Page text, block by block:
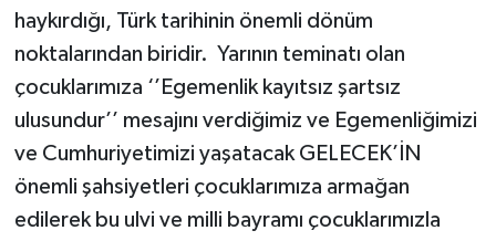
haykırdığı, Türk tarihinin önemli dönüm
noktalarından biridir. Yarının teminatı olan
çocuklarımıza ‘’Egemenlik kayıtsız şartsız
ulusundur’’ mesajını verdiğimiz ve Egemenliğimizi
ve Cumhuriyetimizi yaşatacak GELECEK’İN
önemli şahsiyetleri çocuklarımıza armağan
edilerek bu ulvi ve milli bayramı çocuklarımızla